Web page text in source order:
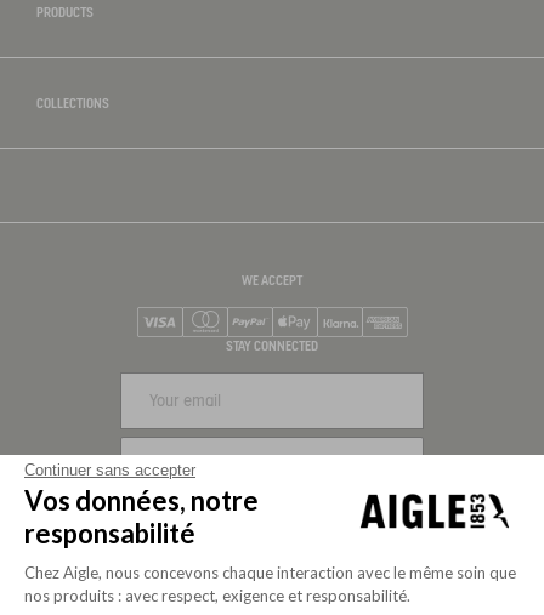
PRODUCTS
COLLECTIONS
WE ACCEPT
Mastercard
PayPalApple Pay
STAY CONNECTED
Continuer sans accepter
Vos données, notre
responsabilité
Chez Aigle, nous concevons chaque interaction avec le même soin que
nos produits : avec respect, exigence et responsabilité.